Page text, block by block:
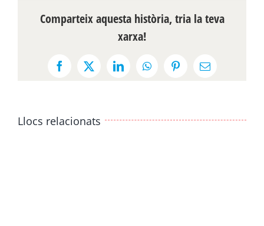
Comparteix aquesta història, tria la teva
xarxa!
Facebook
X LinkedInWhatsAppPinterestEmail:
Llocs relacionats